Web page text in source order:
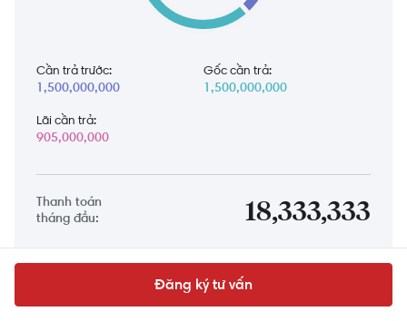
Cần trả trước:
1,500,000,000
Gốc cần trả:
1,500,000,000
Lãi cần trả:
905,000,000
Thanh toán
tháng đầu:
18,333,333
Tải bảng thanh toán
Đăng ký tư vấn